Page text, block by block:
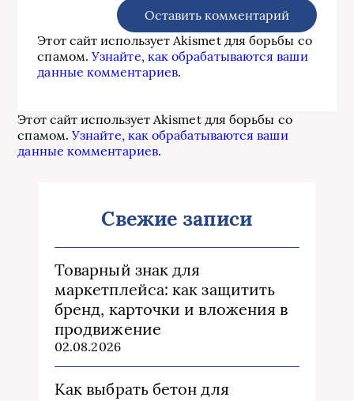
Этот сайт использует Akismet для борьбы со
спамом.Узнайте, как обрабатываются ваши
данные комментариев.
Этот сайт использует Akismet для борьбы со
спамом.Узнайте, как обрабатываются ваши
данные комментариев.
Свежие записи
Товарный знак для
маркетплейса: как защитить
бренд, карточки и вложения в
продвижение
02.08.2026
Как выбрать бетон для